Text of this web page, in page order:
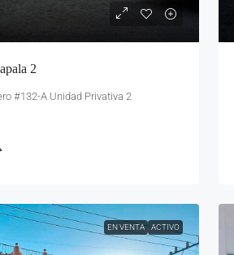
2
#132-A Unidad Privativa 2
EN VENTA ACTIVO